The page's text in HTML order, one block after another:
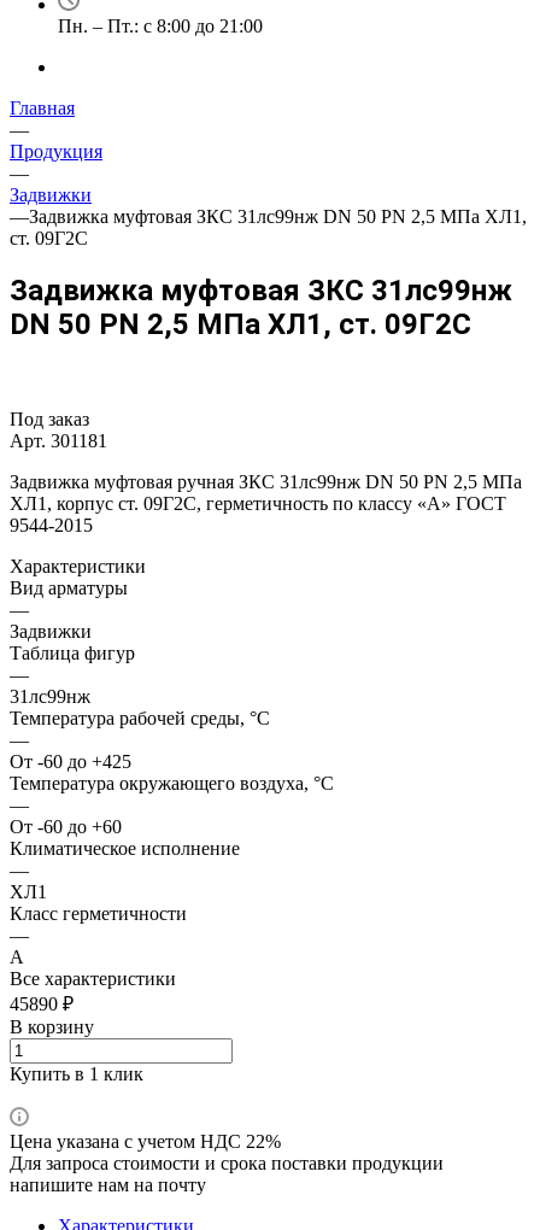
Пн. – Пт.: с 8:00 до 21:00
Главная
—
Продукция
—
Задвижки
—Задвижка муфтовая ЗКС 31лс99нж DN 50 PN 2,5 МПа ХЛ1,
ст. 09Г2С
Задвижка муфтовая ЗКС 31лс99нж
DN 50 PN 2,5 МПа ХЛ1, ст. 09Г2С
Под заказ
Арт. 301181
Задвижка муфтовая ручная ЗКС 31лс99нж DN 50 PN 2,5 МПа
ХЛ1, корпус ст. 09Г2С, герметичность по классу «A» ГОСТ
9544-2015
Характеристики
Вид арматуры
—
Задвижки
Таблица фигур
—
31лс99нж
Температура рабочей среды, °С
—
От -60 до +425
Температура окружающего воздуха, °С
—
От -60 до +60
Климатическое исполнение
—
ХЛ1
Класс герметичности
—
А
Все характеристики
45890 ₽
В корзину
Купить в 1 клик
Цена указана с учетом НДС 22%
Для запроса стоимости и срока поставки продукции
напишите нам на почту
Характеристики